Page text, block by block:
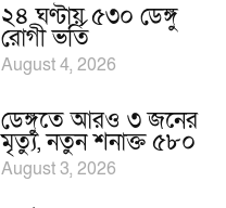
২৪ ঘণ্টায় ৫৩০ ডেঙ্গু
রোগী ভর্তি
August 4, 2026
ডেঙ্গুতে আরও ৩ জনের
মৃত্যু, নতুন শনাক্ত ৫৮০
August 3, 2026